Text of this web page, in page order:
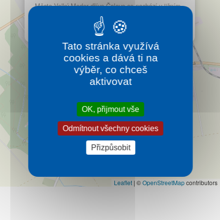
Město Velký Meder dříve Čalovo se nachází v jižním
Leaflet | ©OpenStreetMapcontributors
Tato stránka využívá
cookies a dává ti na
výběr, co chceš
aktivovat
OK, přijmout vše
Odmítnout všechny cookies
Přizpůsobit